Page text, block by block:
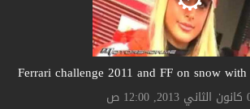
Ferrari challenge 2011 and FF on snow
ص